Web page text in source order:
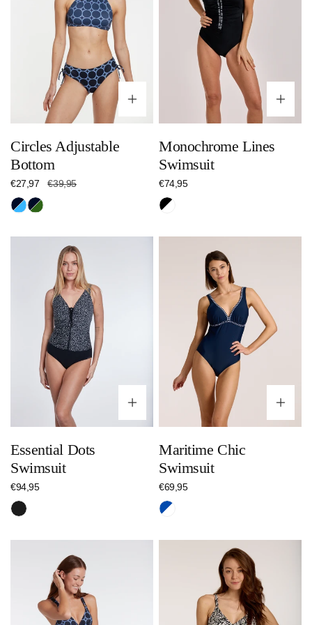
Optionen wählen
Circles Adjustable
Bottom
Verkaufspreis
€27,97
Regulärer
Preis
€39,95
Nachtblau/Hellblau
Nachtblau/Dunkelgrün
Monochrome Lines
Swimsuit
Regulärer
Preis
€74,95
Schwarz/Weiß
Optionen wählen
Essential Dots
Swimsuit
Regulärer
Preis
€94,95
Schwarz
Maritime Chic
Swimsuit
Regulärer
Preis
€69,95
Blau/Weiss